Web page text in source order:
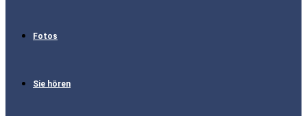
Fotos
Sie hören